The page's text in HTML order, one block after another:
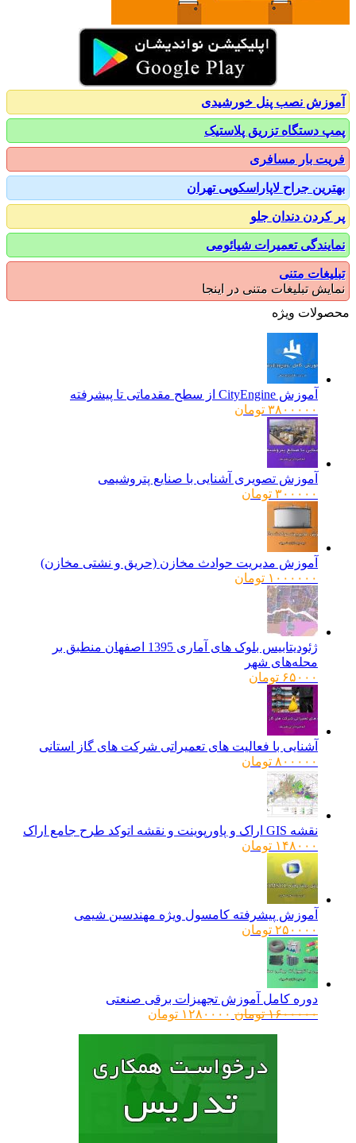
نصب پنل خورشیدی
دستگاه تزریق پلاستیک
بار مسافری
جراح لاپاراسکوپی تهران
دندان جلو
تعمیرات شیائومی
متنی
تبلیغات متنی در اینجا
ویژه
آموزش CityEngine از سطح مقدماتی تا پیشرفته
۳۸۰۰۰۰۰ تومان
آموزش تصویری آشنایی با صنایع پتروشیمی
۳۰۰۰۰۰ تومان
آموزش مدیریت حوادث مخازن (حریق و نشتی مخازن)
۱۰۰۰۰۰۰ تومان
ژئودیتابیس بلوک های آماری 1395 اصفهان منطبق بر
محله‌های شهر
۶۵۰۰۰ تومان
آشنایی با فعالیت های تعمیراتی شرکت های گاز استانی
۸۰۰۰۰۰ تومان
نقشه GIS اراک و پاورپوینت و نقشه اتوکد طرح جامع اراک
۱۴۸۰۰۰ تومان
آموزش پیشرفته کامسول ویژه مهندسین شیمی
۲۵۰۰۰۰ تومان
دوره کامل آموزش تجهیزات برقی صنعتی
۱۶۰۰۰۰۰ تومانقیمت
بود.
۱۲۸۰۰۰۰ تومانقیمت